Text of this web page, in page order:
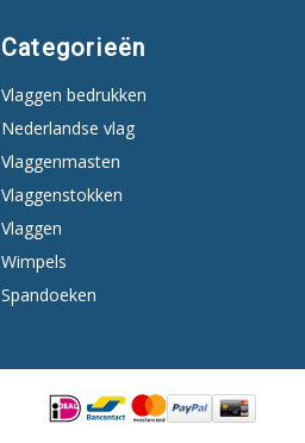
Categorieën
Vlaggen bedrukken
Nederlandse vlag
Vlaggenmasten
Vlaggenstokken
Vlaggen
Wimpels
Spandoeken